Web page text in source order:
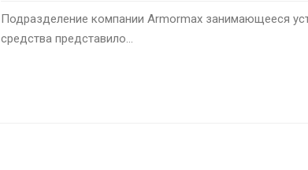
Подразделение компании Armormax занимающееся
средства представило...